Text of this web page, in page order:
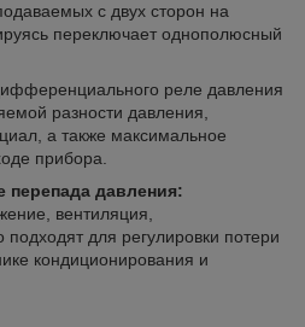
с двух сторон на
переключает однополюсный
реле давления
разности давления,
а также максимальное
прибора.
перепада давления:
вентиляция,
для регулировки потери
кондиционирования и